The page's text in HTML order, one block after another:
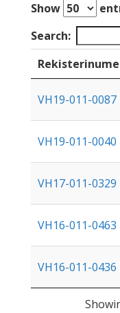
Show
Search:
VH19-011-0087
VH19-011-0040
VH17-011-0329
VH16-011-0463
VH16-011-0436